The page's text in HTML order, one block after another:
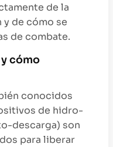
de la
de cómo se
de combate.
cómo
conocidos
de hidro-
descarga) son
para liberar